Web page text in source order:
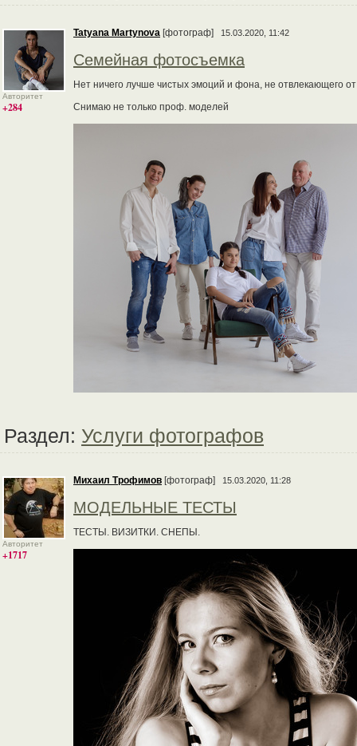
Авторитет
+284
Tatyana Martynova [фотограф] 15.03.2020, 11:42
Семейная фотосъемка
Нет ничего лучше чистых эмоций и фона, не отвлекающего
Снимаю не только проф. моделей
Раздел: Услуги фотографов
Авторитет
+1717
Михаил Трофимов [фотограф] 15.03.2020, 11:28
МОДЕЛЬНЫЕ ТЕСТЫ
ТЕСТЫ. ВИЗИТКИ. СНЕПЫ.